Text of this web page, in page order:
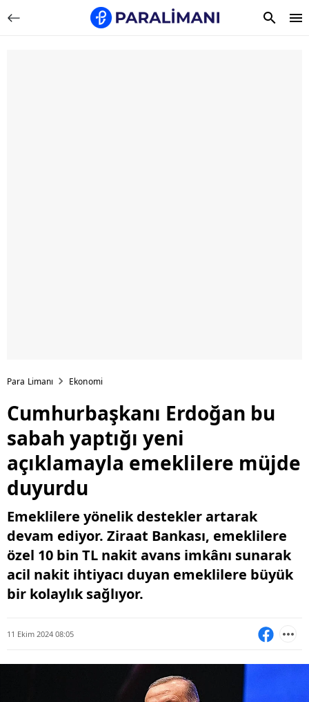
Para Limanı Ekonomi
Cumhurbaşkanı Erdoğan bu
sabah yaptığı yeni
açıklamayla emeklilere müjde
duyurdu
Emeklilere yönelik destekler artarak
devam ediyor. Ziraat Bankası, emeklilere
özel 10 bin TL nakit avans imkânı sunarak
acil nakit ihtiyacı duyan emeklilere büyük
bir kolaylık sağlıyor.
11 Ekim 2024 08:05